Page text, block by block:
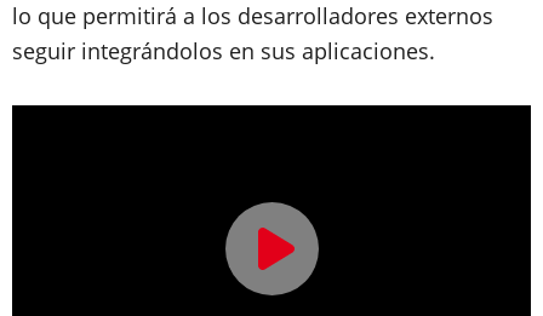
lo que permitirá a los desarrolladores externos
seguir integrándolos en sus aplicaciones.